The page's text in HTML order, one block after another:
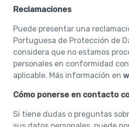
Reclamaciones
Puede presentar una
Portuguesa de Protección de
considera que no estamos
personales en conformidad
aplicable. Más información en
Cómo ponerse en contacto
Si tiene dudas o preguntas